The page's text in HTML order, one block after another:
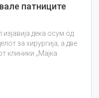
патниците
дека осум од
за хирургија, а две
клиники „Мајка